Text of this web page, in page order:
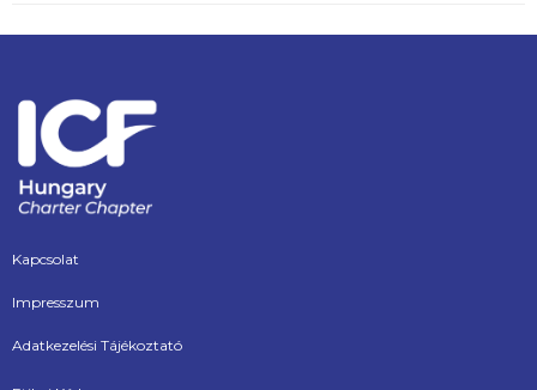
Kapcsolat
Impresszum
Adatkezelési Tájékoztató